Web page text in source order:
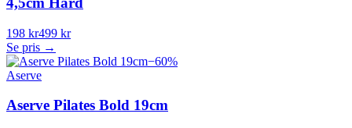
198 kr499 kr
Se pris →
−60%
Aserve
Aserve Pilates Bold 19cm